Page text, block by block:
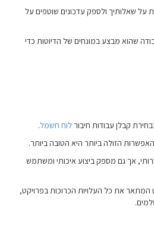
על שאלותיך ולספק עדכונים שוטפים על
שהוא מבצע במונחים של הדיוטות כדי
קבלן עבודות חיבור לוח חשמל.
הזולה ביותר היא הטובה ביותר.
אך גם מספק ביצוע איכותי ומשתמש
המתאר את כל העלויות הכרוכות בפרויקט,